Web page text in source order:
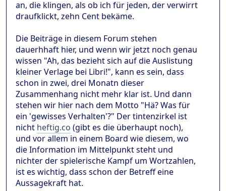
an, die klingen, als ob ich für jeden, der verwirrt
draufklickt, zehn Cent bekäme.
Die Beiträge in diesem Forum stehen
dauerhhaft hier, und wenn wir jetzt noch genau
wissen "Ah, das bezieht sich auf die Auslistung
kleiner Verlage bei Libri!", kann es sein, dass
schon in zwei, drei Monatn dieser
Zusammenhang nicht mehr klar ist. Und dann
stehen wir hier nach dem Motto "Hä? Was für
ein 'gewisses Verhalten'?" Der tintenzirkel ist
nicht heftig.co (gibt es die überhaupt noch),
und vor allem in einem Board wie diesem, wo
die Information im Mittelpunkt steht und
nichter der spielerische Kampf um Wortzahlen,
ist es wichtig, dass schon der Betreff eine
Aussagekraft hat.